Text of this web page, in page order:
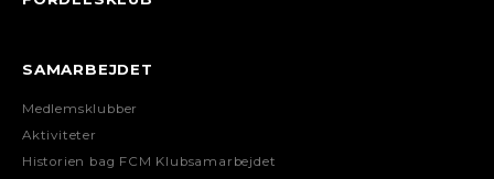
SAMARBEJDET
Medlemsklubber
Aktiviteter
Historien bag FCM Klubsamarbejdet